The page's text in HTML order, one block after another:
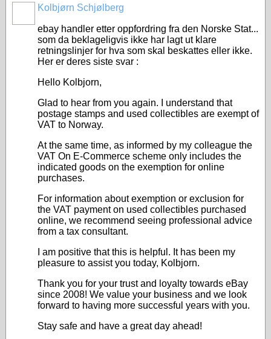
Kolbjørn Schjølberg
ebay handler etter oppfordring fra den Norske Stat...
som da beklageligvis ikke har lagt ut klare
retningslinjer for hva som skal beskattes eller ikke.
Her er deres siste svar :
Hello Kolbjorn,
Glad to hear from you again. I understand that
postage stamps and used collectibles are exempt of
VAT to Norway.
At the same time, as informed by my colleague the
VAT On E-Commerce scheme only includes the
indicated goods on the exemption for online
purchases.
For information about exemption or exclusion for
the VAT payment on used collectibles purchased
online, we recommend seeing professional advice
from a tax consultant.
I am positive that this is helpful. It has been my
pleasure to assist you today, Kolbjorn.
Thank you for your trust and loyalty towards eBay
since 2008! We value your business and we look
forward to having more successful years with you.
Stay safe and have a great day ahead!